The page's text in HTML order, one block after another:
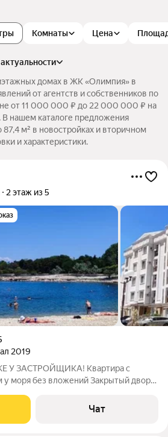
Комнаты Цена
актуальности
домах в ЖК «Олимпия» в
от агентств и собственников по
от 11 000 000 ₽ до 22 000 000 ₽ на
нашем каталоге предложения
м² в новостройках и вторичном
и характеристики.
2 этаж из 5
2019
У ЗАСТРОЙЩИКА! Квартира с
вложений Закрытый двор
квартира может вам подойти. 44 м с
Чат